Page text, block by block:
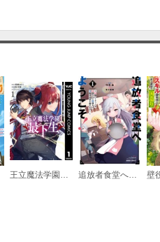
王立魔法学園の最下生～貧困街上がりの最強魔法師、貴族だらけの学園で無双する～ 追放者食堂へようこそ！